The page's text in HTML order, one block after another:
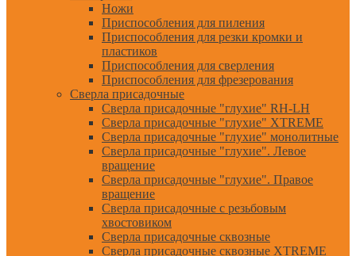
Ножи
Приспособления для пиления
Приспособления для резки кромки и
пластиков
Приспособления для сверления
Приспособления для фрезерования
Сверла присадочные
Сверла присадочные "глухие" RH-LH
Сверла присадочные "глухие" XTREME
Сверла присадочные "глухие" монолитные
Сверла присадочные "глухие". Левое
вращение
Сверла присадочные "глухие". Правое
вращение
Сверла присадочные с резьбовым
хвостовиком
Сверла присадочные сквозные
Сверла присадочные сквозные XTREME